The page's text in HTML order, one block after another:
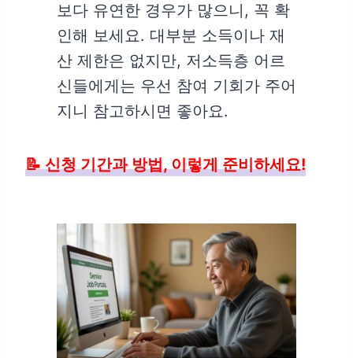
보다 유연한 경우가 많으니, 꼭 확
인해 보세요. 대부분 소득이나 재
산 제한은 없지만, 저소득층 어르
신들에게는 우선 참여 기회가 주어
지니 참고하시면 좋아요.
📝 신청 기간과 방법, 이렇게 준비하세요!